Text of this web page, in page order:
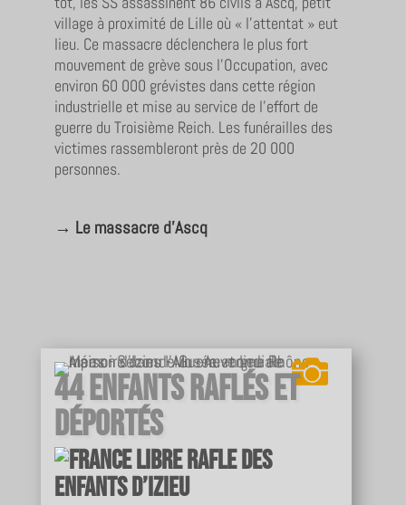
village à proximité de Lille où « l’attentat » eut
lieu. Ce massacre déclenchera le plus fort
mouvement de grève sous l’Occupation, avec
environ 60 000 grévistes dans cette région
industrielle et mise au service de l’effort de
guerre du Troisième Reich. Les funérailles des
victimes rassembleront près de 20 000
personnes.
→ Le massacre d’Ascq
44 enfants raflés et
déportés
Rafle des
enfants d’Izieu